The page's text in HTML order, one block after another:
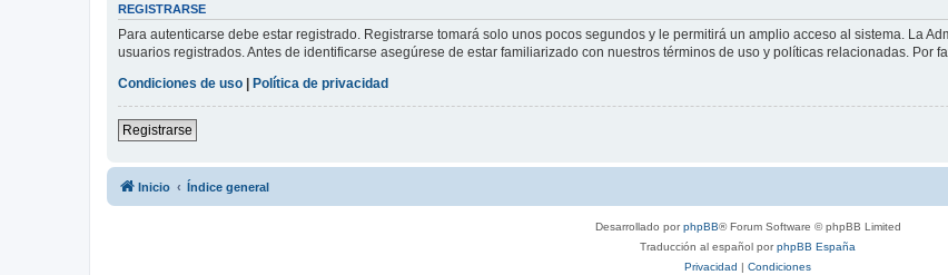
REGISTRARSE
Para autenticarse debe estar registrado. Registrarse tomará solo unos pocos segundos y le permitirá un amplio acceso al sistema. La
usuarios registrados. Antes de identificarse asegúrese de estar familiarizado con nuestros términos de uso y políticas relacionadas. Por
Condiciones de uso
Política de privacidad
Registrarse
Inicio Índice general
Desarrollado porphpBB® Forum Software © phpBB Limited
Traducción al español porphpBB España
Privacidad | Condiciones